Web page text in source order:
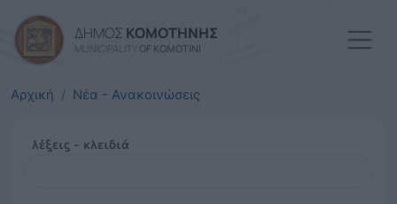
ΔΗΜΟΣ ΚΟΜΟΤΗΝΗΣ
MUNICIPALITY OF KOMOTINI
Αρχική Νέα - Ανακοινώσεις
λέξεις
λέξεις - κλειδιά